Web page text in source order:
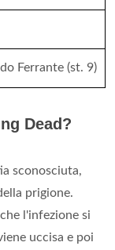
Ferrante (st. 9)
Dead?
sconosciuta,
prigione.
l'infezione si
uccisa e poi